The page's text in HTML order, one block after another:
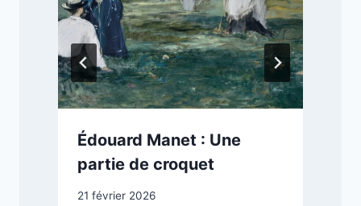
Édouard Manet : Une
partie de croquet
21 février 2026